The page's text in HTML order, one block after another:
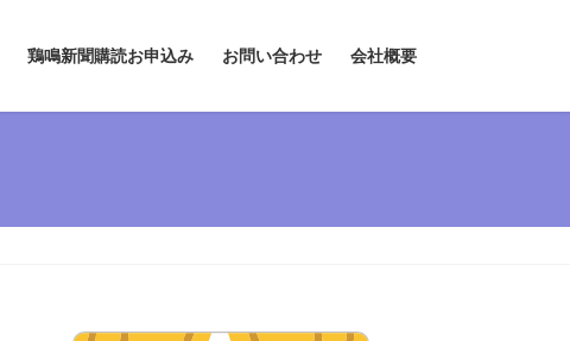
鶏鳴新聞購読お申込み お問い合わせ 会社概要